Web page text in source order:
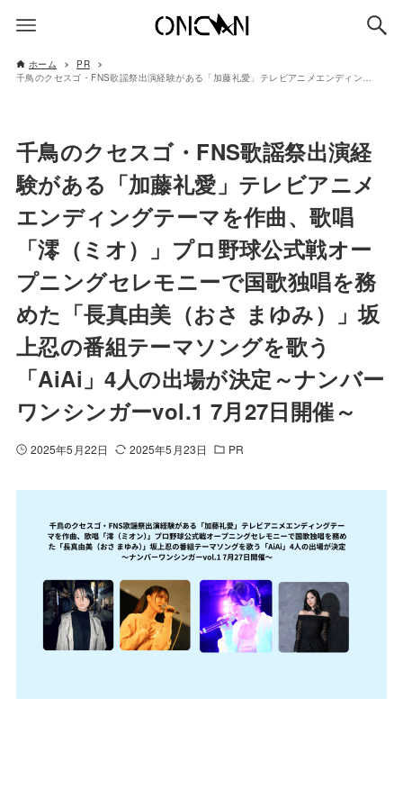
ホーム
PR
千鳥のクセスゴ・FNS歌謡祭出演経験がある「加藤礼愛」テレビアニメエンディングテーマを作曲、歌唱「澪（ミオ）」プロ野球公式戦オープニングセレモニーで国歌独唱を務めた「長真由美（おさ まゆみ）」坂上忍の番組テーマソングを歌う「AiAi」4人の出場が決定～ナンバーワンシンガーvol.1 7月27日開催～
千鳥のクセスゴ・FNS歌謡祭出演経
験がある「加藤礼愛」テレビアニメ
エンディングテーマを作曲、歌唱
「澪（ミオ）」プロ野球公式戦オー
プニングセレモニーで国歌独唱を務
めた「長真由美（おさ まゆみ）」坂
上忍の番組テーマソングを歌う
「AiAi」4人の出場が決定～ナンバー
ワンシンガーvol.1 7月27日開催～
2025年5月22日 2025年5月23日 PR